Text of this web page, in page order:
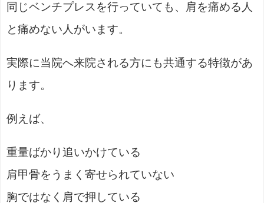
同じベンチプレスを行っていても、肩を痛める人
と痛めない人がいます。
実際に当院へ来院される方にも共通する特徴があ
ります。
例えば、
重量ばかり追いかけている
肩甲骨をうまく寄せられていない
胸ではなく肩で押している